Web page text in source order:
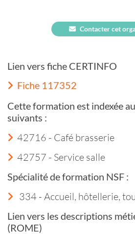
Contacter cet
Lien vers fiche CERTINFO
Fiche 117352
Cette formation est indexée
suivants :
42716 - Café brasserie
42757 - Service salle
Spécialité de formation NSF :
334 - Accueil, hôtellerie,
Lien vers les descriptions
(ROME)